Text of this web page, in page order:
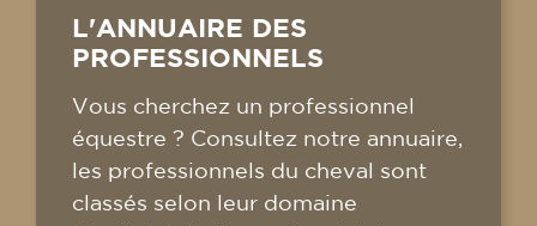
L'ANNUAIRE DES
PROFESSIONNELS
Vous cherchez un professionnel
équestre ? Consultez notre annuaire,
les professionnels du cheval sont
classés selon leur domaine